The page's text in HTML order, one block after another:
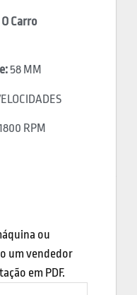
Carro
58 MM
RPM
ou
um vendedor
em PDF.